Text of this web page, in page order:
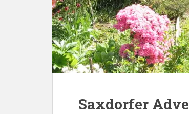
Saxdorfer